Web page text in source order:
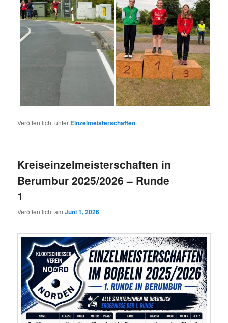
Veröffentlicht unter Einzelmeisterschaften
Kreiseinzelmeisterschaften in
Berumbur 2025/2026 – Runde
1
Veröffentlicht amJuni 1, 2026